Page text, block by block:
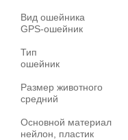
Вид ошейника
GPS-ошейник
Тип
ошейник
Размер животного
средний
Основной материал
нейлон, пластик